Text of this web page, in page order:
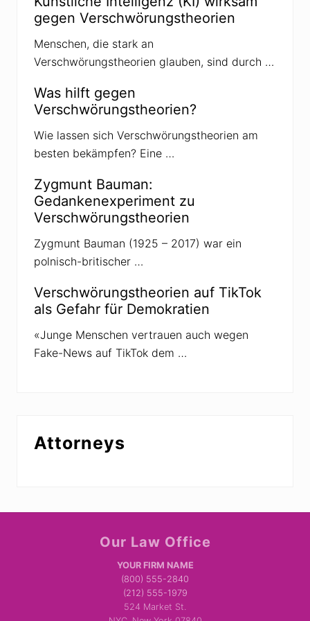
d
i
C
r
n
a
k
i
s
e
r
i
h
r
Z
w
e
k
e
gegen Verschwörungstheorien
Menschen, die stark an
Verschwörungstheorien glauben, sind durch …
Was hilft gegen
Verschwörungstheorien?
Wie lassen sich Verschwörungstheorien am
besten bekämpfen? Eine …
Zygmunt Bauman:
Gedankenexperiment zu
Verschwörungstheorien
Zygmunt Bauman (1925 – 2017) war ein
polnisch-britischer …
Verschwörungstheorien auf TikTok
als Gefahr für Demokratien
«Junge Menschen vertrauen auch wegen
Fake-News auf TikTok dem …
Attorneys
Our Law Office
YOUR FIRM NAME
(800) 555-2840
(212) 555-1979
524 Market St.